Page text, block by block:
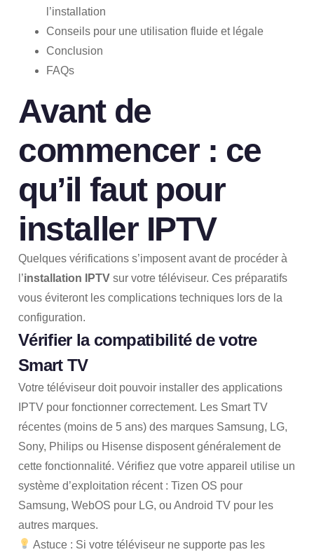
l’installation
Conseils pour une utilisation fluide et légale
Conclusion
FAQs
Avant de
commencer : ce
qu’il faut pour
installer IPTV
Quelques vérifications s’imposent avant de procéder à
l’installation IPTV sur votre téléviseur. Ces préparatifs
vous éviteront les complications techniques lors de la
configuration.
Vérifier la compatibilité de votre
Smart TV
Votre téléviseur doit pouvoir installer des applications
IPTV pour fonctionner correctement. Les Smart TV
récentes (moins de 5 ans) des marques Samsung, LG,
Sony, Philips ou Hisense disposent généralement de
cette fonctionnalité. Vérifiez que votre appareil utilise un
système d’exploitation récent : Tizen OS pour
Samsung, WebOS pour LG, ou Android TV pour les
autres marques.
Astuce : Si votre téléviseur ne supporte pas les